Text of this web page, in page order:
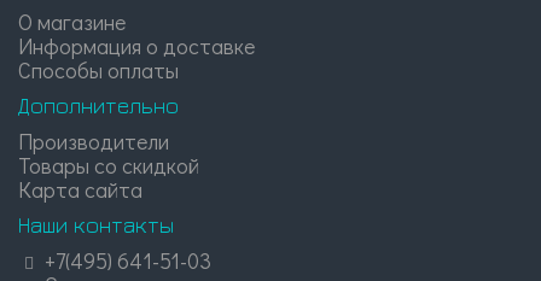
О магазине
Информация о доставке
Способы оплаты
Дополнительно
Производители
Товары со скидкой
Карта сайта
Наши контакты
+7(495) 641-51-03